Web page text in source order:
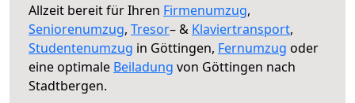
Allzeit bereit für Ihren Firmenumzug,
Seniorenumzug, Tresor– & Klaviertransport,
Studentenumzug in Göttingen, Fernumzug oder
eine optimale Beiladung von Göttingen nach
Stadtbergen.